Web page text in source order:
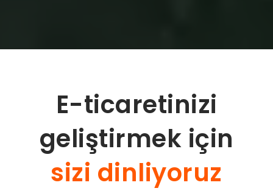
E-ticaretinizi
geliştirmek için
çözüm sunuyoruz